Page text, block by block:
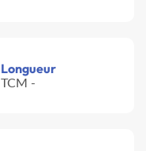
Longueur
TCM -